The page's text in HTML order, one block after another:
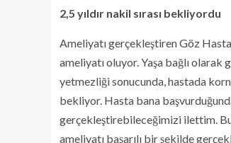
2,5 yıldır nakil sırası bekliyordu
Ameliyatı gerçekleştiren Göz
ameliyatı oluyor. Yaşa bağlı olarak
yetmezliği sonucunda, hastada
bekliyor. Hasta bana
gerçekleştirebileceğimizi ilettim.
ameliyatı başarılı bir şekilde